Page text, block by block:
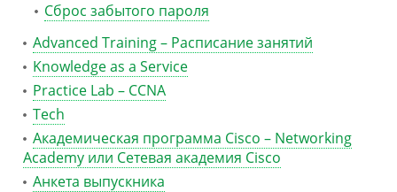
Сброс забытого пароля
Advanced Training – Расписание занятий
Knowledge as a Service
Practice Lab – CCNA
Tech
Академическая программа Cisco – Networking
Academy или Сетевая академия Cisco
Анкета выпускника